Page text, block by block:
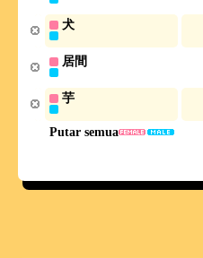
Putar semua
犬
居間
芋